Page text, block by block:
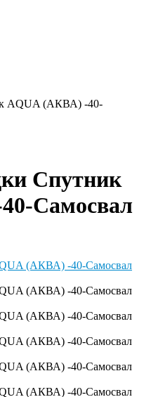
AQUA (АКВА) -40-
Спутник
Самосвал